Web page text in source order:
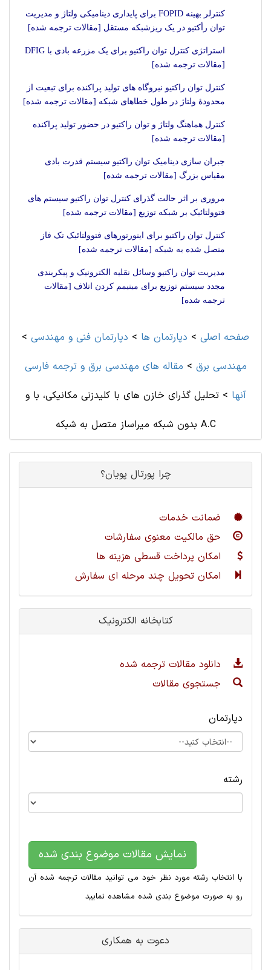
کنترلر بهینه FOPID برای پایداری دینامیکی ولتاژ و مدیریت
توان رأکتیو در یک ریزشبکه مستقل [مقالات ترجمه شده]
استراتژی کنترل توان راکتیو برای یک مزرعه بادی با DFIG
[مقالات ترجمه شده]
کنترل توان راکتیو نیروگاه های تولید پراکنده برای تبعیت از
محدودۀ ولتاژ در طول خطاهای شبکه [مقالات ترجمه شده]
کنترل هماهنگ ولتاژ و توان راکتیو در حضور تولید پراکنده
[مقالات ترجمه شده]
جبران سازی دینامیک توان راکتیو سیستم قدرت بادی
مقیاس بزرگ [مقالات ترجمه شده]
مروری بر اثر حالت گذرای کنترل توان راکتیو سیستم های
فتوولتائیک بر شبکه توزیع [مقالات ترجمه شده]
کنترل توان راکتیو برای اینورتورهای فتوولتائیک تک فاز
متصل شده به شبکه [مقالات ترجمه شده]
مدیریت توان راکتیو وسائل نقلیه الکترونیک و پیکربندی
مجدد سیستم توزیع برای مینیمم کردن اتلاف [مقالات
ترجمه شده]
صفحه اصلی > دپارتمان ها > دپارتمان فنی و مهندسی >
مهندسی برق > مقاله های مهندسی برق و ترجمه فارسی
آنها >تحلیل گذرای خازن های با کلیدزنی مکانیکی، با و
بدون شبکه میراساز متصل به شبکه A.C
چرا پورتال پویان؟
ضمانت خدمات
حق مالکیت معنوی سفارشات
امکان پرداخت قسطی هزینه ها
امکان تحویل چند مرحله ای سفارش
کتابخانه الکترونیک
دانلود مقالات ترجمه شده
جستجوی مقالات
دپارتمان
رشته
نمایش مقالات موضوع بندی شده
با انتخاب رشته مورد نظر خود می توانید مقالات ترجمه شده آن
رو به صورت موضوع بندی شده مشاهده نمایید
دعوت به همکاری